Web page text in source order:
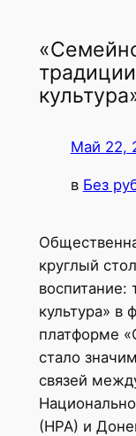
Май 22,
в Без
круглый
воспитание:
культура» в
платформе
стало
связей
(НРА) и